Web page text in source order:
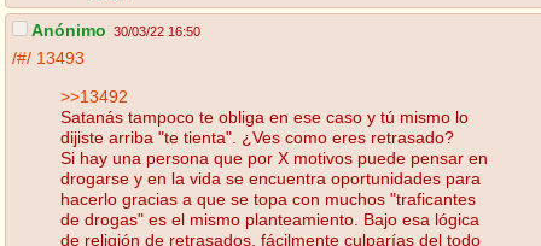
Anónimo 30/03/22 16:50
/#/ 13493
>>13492
Satanás tampoco te obliga en ese caso y tú mismo lo
dijiste arriba "te tienta". ¿Ves como eres retrasado?
Si hay una persona que por X motivos puede pensar en
drogarse y en la vida se encuentra oportunidades para
hacerlo gracias a que se topa con muchos "traficantes
de drogas" es el mismo planteamiento. Bajo esa lógica
de religión de retrasados, fácilmente culparías del todo